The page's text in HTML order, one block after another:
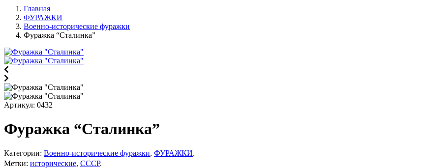
Главная
ФУРАЖКИ
Военно-исторические фуражки
Фуражка “Сталинка”
Артикул: 0432
Фуражка “Сталинка”
Категории: Военно-исторические фуражки, ФУРАЖКИ.
Метки: исторические, СССР.